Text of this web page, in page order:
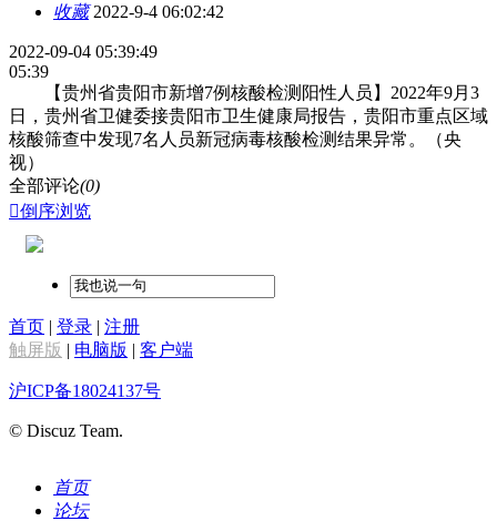
收藏2022-9-4 06:02:42
2022-09-04 05:39:49
05:39
【贵州省贵阳市新增7例核酸检测阳性人员】2022年9月3
日，贵州省卫健委接贵阳市卫生健康局报告，贵阳市重点区域
核酸筛查中发现7名人员新冠病毒核酸检测结果异常。（央
视）
全部评论(0)
倒序浏览
首页 | 登录 | 注册
触屏版 | 电脑版 | 客户端
沪ICP备18024137号
© Discuz Team.
首页
论坛